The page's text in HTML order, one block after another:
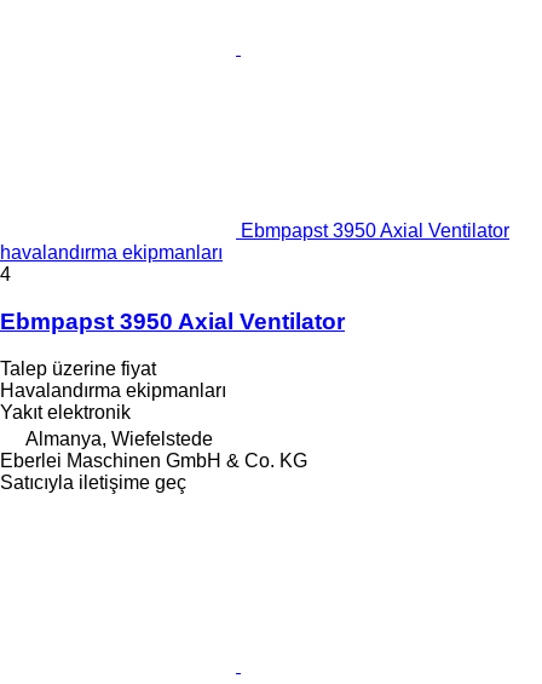
Ebmpapst 3950 Axial Ventilator
havalandırma ekipmanları
4
Ebmpapst 3950 Axial Ventilator
Talep üzerine fiyat
Havalandırma ekipmanları
Yakıt elektronik
Almanya, Wiefelstede
Eberlei Maschinen GmbH & Co. KG
Satıcıyla iletişime geç